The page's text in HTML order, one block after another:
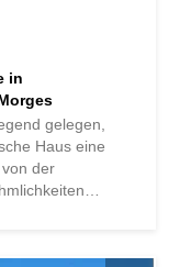
in
gelegen,
Haus eine
der
Authentizität